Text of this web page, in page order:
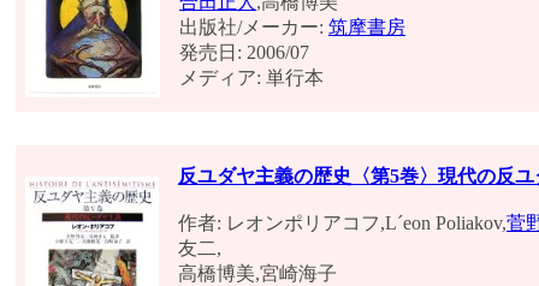
出版社/メーカー: 筑摩書房
発売日: 2006/07
メディア: 単行本
反ユダヤ主義の歴史〈第5巻〉現代の反
作者: レオンポリアコフ,L´eon Poliakov,菅
友二,
高橋博美,宮崎海子